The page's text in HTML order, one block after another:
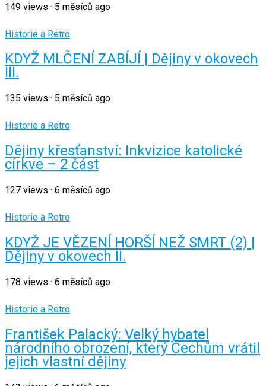
149 views · 5 měsíců ago
Historie a Retro
KDYŽ MLČENÍ ZABÍJÍ | Dějiny v okovech
III.
135 views · 5 měsíců ago
Historie a Retro
Dějiny křesťanství: Inkvizice katolické
církve – 2 část
127 views · 6 měsíců ago
Historie a Retro
KDYŽ JE VĚZENÍ HORŠÍ NEŽ SMRT (2) |
Dějiny v okovech II.
178 views · 6 měsíců ago
Historie a Retro
František Palacký: Velký hybatel
národního obrození, který Čechům vrátil
jejich vlastní dějiny